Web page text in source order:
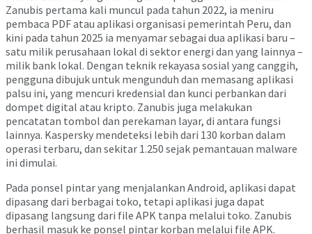
Zanubis pertama kali muncul pada tahun 2022, ia meniru
pembaca PDF atau aplikasi organisasi pemerintah Peru, dan
kini pada tahun 2025 ia menyamar sebagai dua aplikasi baru –
satu milik perusahaan lokal di sektor energi dan yang lainnya –
milik bank lokal. Dengan teknik rekayasa sosial yang canggih,
pengguna dibujuk untuk mengunduh dan memasang aplikasi
palsu ini, yang mencuri kredensial dan kunci perbankan dari
dompet digital atau kripto. Zanubis juga melakukan
pencatatan tombol dan perekaman layar, di antara fungsi
lainnya. Kaspersky mendeteksi lebih dari 130 korban dalam
operasi terbaru, dan sekitar 1.250 sejak pemantauan malware
ini dimulai.
Pada ponsel pintar yang menjalankan Android, aplikasi dapat
dipasang dari berbagai toko, tetapi aplikasi juga dapat
dipasang langsung dari file APK tanpa melalui toko. Zanubis
berhasil masuk ke ponsel pintar korban melalui file APK.